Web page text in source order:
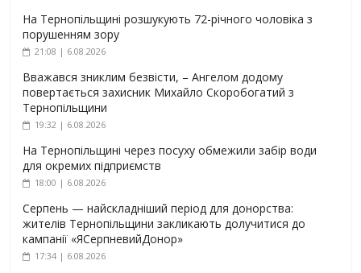
На Тернопільщині розшукують 72-річного чоловіка з
порушенням зору
21:08 | 6.08.2026
Вважався зниклим безвісти, – Ангелом додому
повертається захисник Михайло Скоробогатий з
Тернопільщини
19:32 | 6.08.2026
На Тернопільщині через посуху обмежили забір води
для окремих підприємств
18:00 | 6.08.2026
Серпень — найскладніший період для донорства:
жителів Тернопільщини закликають долучитися до
кампанії «ЯСерпневийДонор»
17:34 | 6.08.2026